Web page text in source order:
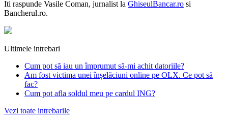
Iti raspunde Vasile Coman, jurnalist la GhiseulBancar.ro si
Bancherul.ro.
Ultimele intrebari
Cum pot să iau un împrumut să-mi achit datoriile?
Am fost victima unei înșelăciuni online pe OLX. Ce pot să
fac?
Cum pot afla soldul meu pe cardul ING?
Vezi toate intrebarile